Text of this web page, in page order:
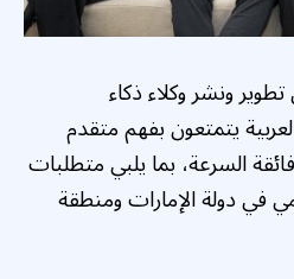
ونشر وكلاء ذكاء
يتمتعون بفهم متقدم
السرعة، بما يلبي متطلبات
في دولة الإمارات ومنطقة